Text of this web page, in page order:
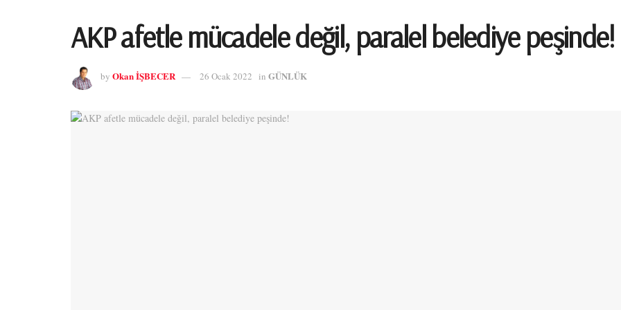
AKP afetle mücadele değil, paralel belediye peşinde!
by Okan İŞBECER 26 Ocak 2022 in GÜNLÜK